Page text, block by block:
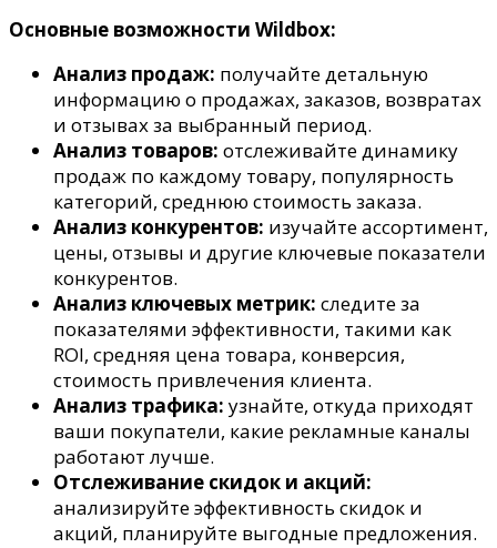
Основные возможности Wildbox:
Анализ продаж: получайте детальную
информацию о продажах, заказов, возвратах
и отзывах за выбранный период.
Анализ товаров: отслеживайте динамику
продаж по каждому товару, популярность
категорий, среднюю стоимость заказа.
Анализ конкурентов: изучайте ассортимент,
цены, отзывы и другие ключевые показатели
конкурентов.
Анализ ключевых метрик: следите за
показателями эффективности, такими как
ROI, средняя цена товара, конверсия,
стоимость привлечения клиента.
Анализ трафика: узнайте, откуда приходят
ваши покупатели, какие рекламные каналы
работают лучше.
Отслеживание скидок и акций:
анализируйте эффективность скидок и
акций, планируйте выгодные предложения.